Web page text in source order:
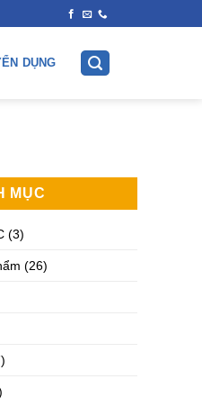
DỤNG
MỤC
(3)
(26)